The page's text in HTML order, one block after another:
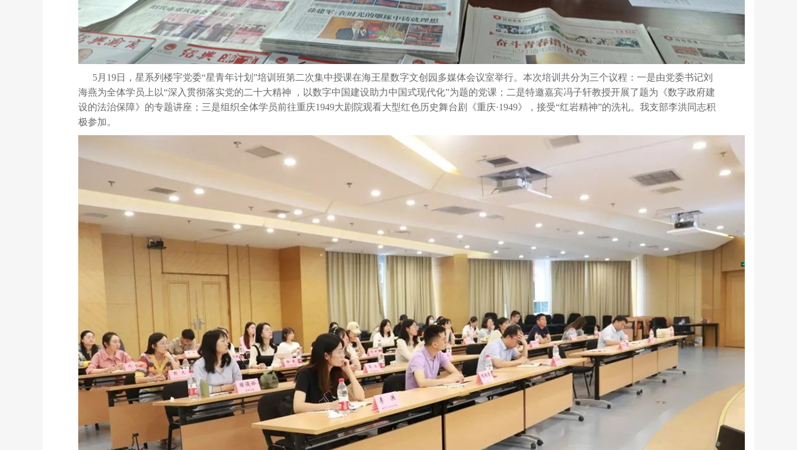
5月19日，星系列楼宇党委“星青年计划”培训班第二次集中授课在海王星数字文创园多媒体会议室举行。 本次培训共分为三个议程：一是由党委书记刘
海燕为全体学员上以“深入贯彻落实党的二十大精神 ，以数字中国建设助力中国式现代化”为题的党课 ；二是特邀嘉宾冯子轩教授开展了题为《数字政府建
设的法治保障》的专题讲座 ；三是组织全体学员前往重庆1949大剧院观看大型红色历史舞台剧《重庆·1949》 ，接受“红岩精神”的洗礼。我支部李洪同志积
极参加。